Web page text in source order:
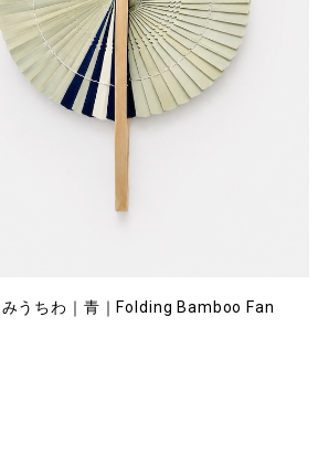
うちわ｜青｜Folding Bamboo Fan